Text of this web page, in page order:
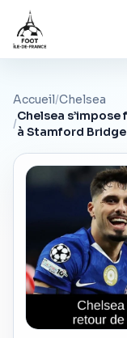
Accueil/Chelsea
/
Chelsea
à Stamford Bridge